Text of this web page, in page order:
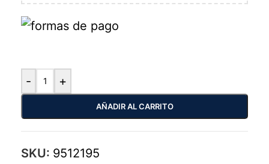
- +
AÑADIR AL CARRITO
SKU: 9512195